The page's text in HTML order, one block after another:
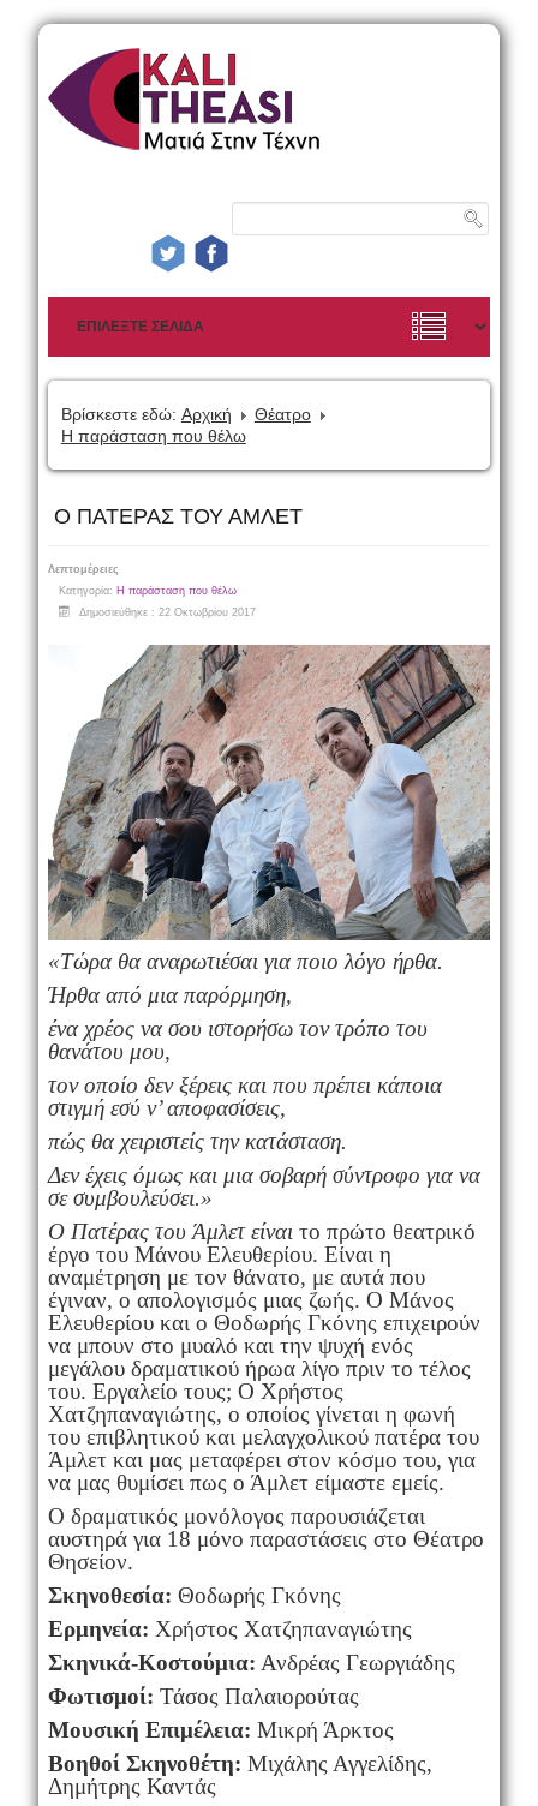
Βρίσκεστε εδώ: Αρχική
Θέατρο
Η παράσταση που θέλω
Ο ΠΑΤΕΡΑΣ ΤΟΥ ΑΜΛΕΤ
Λεπτομέρειες
Κατηγορία: Η παράσταση που θέλω
Δημοσιεύθηκε : 22 Οκτωβρίου 2017
«Τώρα θα αναρωτιέσαι για ποιο λόγο ήρθα.
Ήρθα από μια παρόρμηση,
ένα χρέος να σου ιστορήσω τον τρόπο του
θανάτου μου,
τον οποίο δεν ξέρεις και που πρέπει κάποια
στιγμή εσύ ν’αποφασίσεις,
πώς θα χειριστείς την κατάσταση.
Δεν έχεις όμως και μια σοβαρή σύντροφο για να
σε συμβουλεύσει.»
Ο Πατέρας του Άμλετ είναι το πρώτο θεατρικό
έργο του Μάνου Ελευθερίου. Είναι η
αναμέτρηση με τον θάνατο, με αυτά που
έγιναν, ο απολογισμός μιας ζωής. Ο Μάνος
Ελευθερίου και ο Θοδωρής Γκόνης επιχειρούν
να μπουν στο μυαλό και την ψυχή ενός
μεγάλου δραματικού ήρωα λίγο πριν το τέλος
του. Εργαλείο τους; Ο Χρήστος
Χατζηπαναγιώτης, ο οποίος γίνεται η φωνή
του επιβλητικού και μελαγχολικού πατέρα του
Άμλετ και μας μεταφέρει στον κόσμο του, για
να μας θυμίσει πως ο Άμλετ είμαστε εμείς.
Ο δραματικός μονόλογος παρουσιάζεται
αυστηρά για 18 μόνο παραστάσεις στο Θέατρο
Θησείον.
Σκηνοθεσία: Θοδωρής Γκόνης
Ερμηνεία: Χρήστος Χατζηπαναγιώτης
Σκηνικά-Κοστούμια: Ανδρέας Γεωργιάδης
Φωτισμοί: Τάσος Παλαιορούτας
Μουσική Επιμέλεια: Μικρή Άρκτος
Βοηθοί Σκηνοθέτη: Μιχάλης Αγγελίδης,
Δημήτρης Καντάς